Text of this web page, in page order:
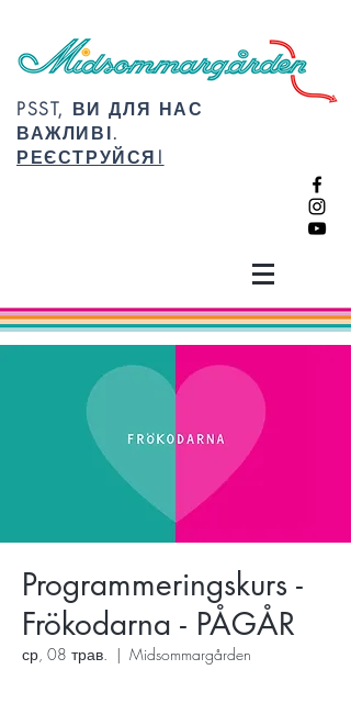
PSST, ВИ ДЛЯ НАС
ВАЖЛИВІ.
РЕЄСТРУЙСЯ!
Programmeringskurs -
Frökodarna - PÅGÅR
ср, 08 трав.
  |
Midsommargården